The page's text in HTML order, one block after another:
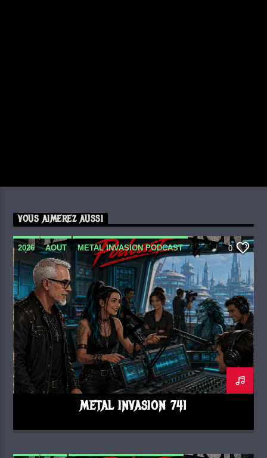
VOUS AIMEREZ AUSSI
2026 AOUT METAL INVASION PODCAST 0
METAL INVASION 741